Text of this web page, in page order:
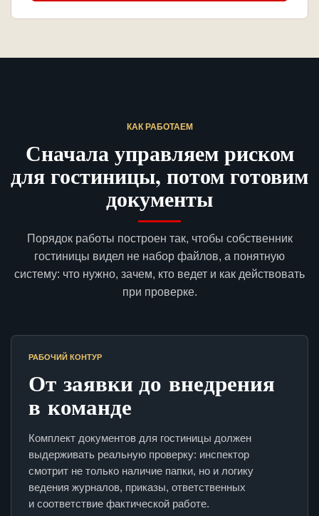
КАК РАБОТАЕМ
Сначала управляем риском
для гостиницы, потом готовим
документы
Порядок работы построен так, чтобы собственник
гостиницы видел не набор файлов, а понятную
систему: что нужно, зачем, кто ведет и как действовать
при проверке.
РАБОЧИЙ КОНТУР
От заявки до внедрения
в команде
Комплект документов для гостиницы должен
выдерживать реальную проверку: инспектор
смотрит не только наличие папки, но и логику
ведения журналов, приказы, ответственных
и соответствие фактической работе.